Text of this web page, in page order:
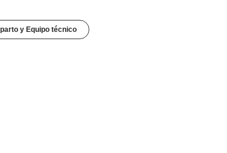
y Equipo técnico